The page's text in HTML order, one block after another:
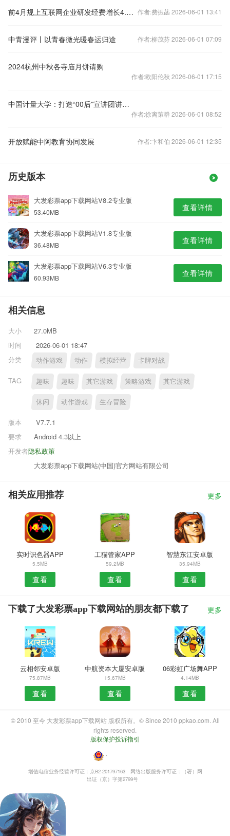
前4月规上互联网企业研发经费增长4.8% 作者:费振菡 2026-06-01 13:41
中青漫评丨以青春微光暖春运归途 作者:柳茂芬 2026-06-01 07:09
2024杭州中秋各寺庙月饼请购
作者:欧阳伦秋 2026-06-01 17:15
中国计量大学：打造“00后”宣讲团讲好中国故事
作者:徐离策群 2026-06-01 08:52
开放赋能中阿教育协同发展 作者:卞和伯 2026-06-01 12:35
历史版本
大发彩票app下载网站V8.2专业版
53.40MB 查看详情
大发彩票app下载网站V1.8专业版
36.48MB 查看详情
大发彩票app下载网站V6.3专业版
60.93MB 查看详情
相关信息
大小
27.0MB
时间
2026-06-01 18:47
分类
动作游戏 动作 模拟经营 卡牌对战
TAG 趣味 趣味 其它游戏 策略游戏 其它游戏
休闲 动作游戏 生存冒险
版本
V7.7.1
要求
Android 4.3以上
隐私政策
开发者
大发彩票app下载网站(中国)官方网站有限公司
相关应用推荐 更多
实时识色器APP
5.5MB
查看
工猫管家APP
59.2MB
查看
智慧东江安卓版
35.94MB
查看
下载了大发彩票app下载网站的朋友都下载了 更多
云相邻安卓版
75.87MB
查看
中航资本大厦安卓版
15.67MB
查看
06彩虹广场舞APP
4.14MB
查看
© 2010 至今 大发彩票app下载网站 版权所有。© Since 2010 ppkao.com. All
rights reserved.
版权保护投诉指引
・
增值电信业务经营许可证：京B2-201797163
网络出版服务许可证：（署）网
出证（京）字第2799号